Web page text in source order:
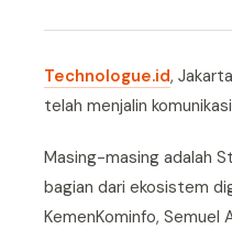
Technologue.id,
telah menjalin
Masing-masing adalah
bagian dari ekosistem
KemenKominfo, Semuel